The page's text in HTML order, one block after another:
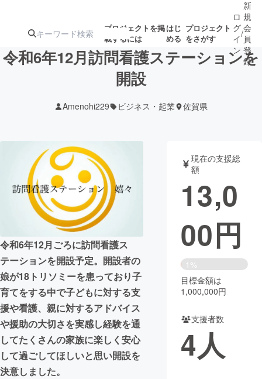
プロジェクトを掲
載するには
はじ
める
プロジェクト
をさがす
ターン
ジェクト
募集終了が近いプ
ロジェクト
アート・写真 音楽
テクノロジー・ガジェット ゲーム・
映像・映画 書籍・雑誌
ビジネス・起業 チャレンジ
まちづくり・地域活性化
CAMPFIRE for Social Good
CAMPFIRE Creation
CAMPFIREふるさと納税machi-ya コミュニティ
ロ
グ
イ
ン
/
新
規
会
員
登
録
令和6年12月訪問看護ステーションを
開設
Amenohi229 ビジネス・起業 佐賀県
令和6年12月ごろに訪問看護ス
テーションを開設予定。開設者の
娘が18トリソミーを患っており子
育てをする中で子どもに対する支
援や看護、親に対するアドバイス
や援助の大切さを実感し経験を通
してたくさんの家族に楽しく安心
して過ごしてほしいと思い開設を
決意しました。
現在の支援総
額
13,0
00円
1%
目標金額は
1,000,000円
支援者数
4人